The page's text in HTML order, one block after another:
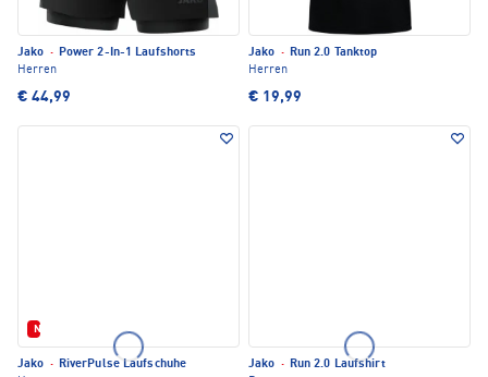
Jako · Power 2-In-1 Laufshorts
Herren
€ 44,99
Jako · Run 2.0 Tanktop
Herren
€ 19,99
Neu
Jako · RiverPulse Laufschuhe
Jako · Run 2.0 Laufshirt